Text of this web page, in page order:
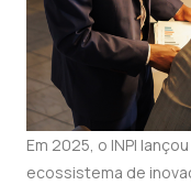
Em 2025, o INPI
ecossistema de